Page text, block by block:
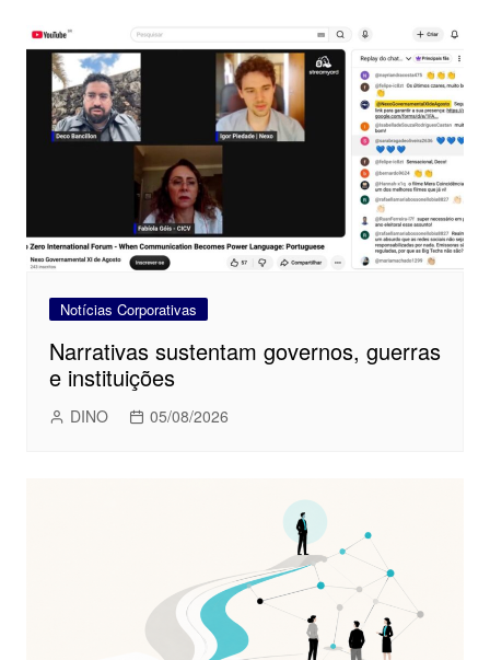
Notícias Corporativas
Narrativas sustentam governos, guerras
e instituições
DINO 05/08/2026